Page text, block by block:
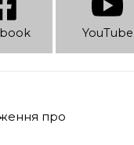
YouTube
про